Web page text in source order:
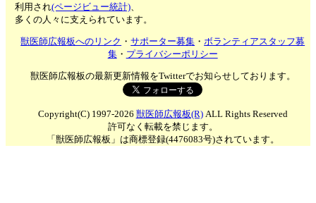
利用され(ページビュー統計)、
多くの人々に支えられています。
獣医師広報板へのリンク ・サポーター募集 ・ボランティアスタッフ募
集・ プライバシーポリシー
獣医師広報板の最新更新情報をTwitterでお知らせしております。
Copyright(C) 1997-2026 獣医師広報板(R)ALL Rights Reserved
許可なく転載を禁じます。
「獣医師広報板」は商標登録(4476083号)されています。